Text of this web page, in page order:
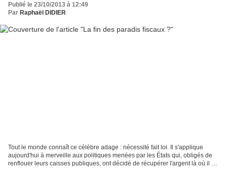
Publié le 23/10/2013 à 12:49
Par Raphaël DIDIER
Tout le monde connaît ce célèbre adage : nécessité fait loi. Il s'applique
aujourd'hui à merveille aux politiques menées par les États qui, obligés de
renflouer leurs caisses publiques, ont décidé de récupérer l'argent là où il se